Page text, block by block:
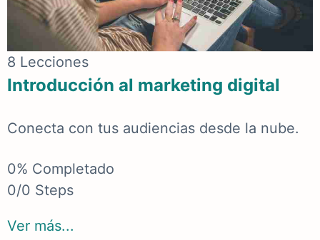
8 Lecciones
Introducción al marketing digital
Conecta con tus audiencias desde la nube.
0% Completado
0/0 Steps
Ver más...